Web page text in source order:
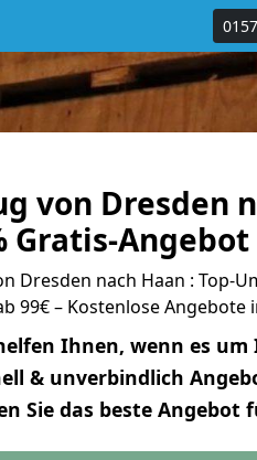
von Dresden
Gratis-Angebot
Dresden nach Haan : Top-
99€ – Kostenlose Angebote
Ihnen, wenn es
& unverbindlich
Sie das beste Angebot